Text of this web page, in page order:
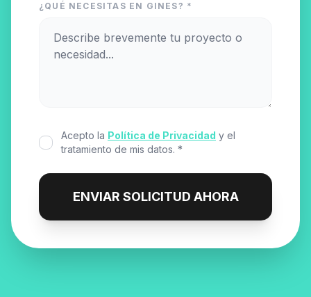
¿QUÉ NECESITAS EN GINES? *
Acepto la Política de Privacidad y el
tratamiento de mis datos. *
ENVIAR SOLICITUD AHORA